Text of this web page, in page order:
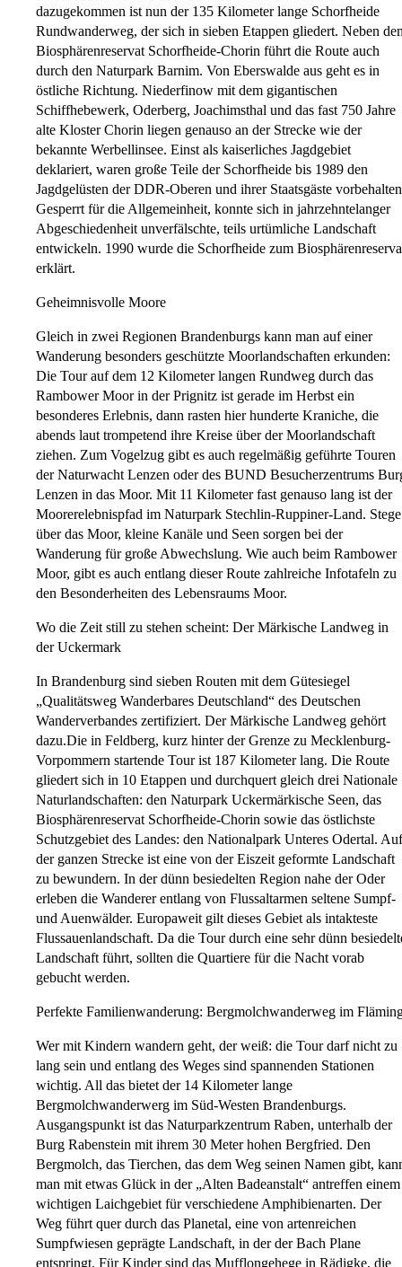
dazugekommen ist nun der 135 Kilometer lange Schorfheide
Rundwanderweg, der sich in sieben Etappen gliedert. Neben
Biosphärenreservat Schorfheide-Chorin führt die Route auch
durch den Naturpark Barnim. Von Eberswalde aus geht es in
östliche Richtung. Niederfinow mit dem gigantischen
Schiffhebewerk, Oderberg, Joachimsthal und das fast 750 Jahre
alte Kloster Chorin liegen genauso an der Strecke wie der
bekannte Werbellinsee. Einst als kaiserliches Jagdgebiet
deklariert, waren große Teile der Schorfheide bis 1989 den
Jagdgelüsten der DDR-Oberen und ihrer Staatsgäste
Gesperrt für die Allgemeinheit, konnte sich in jahrzehntelanger
Abgeschiedenheit unverfälschte, teils urtümliche Landschaft
entwickeln. 1990 wurde die Schorfheide zum
erklärt.
Geheimnisvolle Moore
Gleich in zwei Regionen Brandenburgs kann man auf einer
Wanderung besonders geschützte Moorlandschaften erkunden:
Die Tour auf dem 12 Kilometer langen Rundweg durch das
Rambower Moor in der Prignitz ist gerade im Herbst ein
besonderes Erlebnis, dann rasten hier hunderte Kraniche, die
abends laut trompetend ihre Kreise über der Moorlandschaft
ziehen. Zum Vogelzug gibt es auch regelmäßig geführte Touren
der Naturwacht Lenzen oder des BUND Besucherzentrums
Lenzen in das Moor. Mit 11 Kilometer fast genauso lang ist der
Moorerelebnispfad im Naturpark Stechlin-Ruppiner-Land. Stege
über das Moor, kleine Kanäle und Seen sorgen bei der
Wanderung für große Abwechslung. Wie auch beim Rambower
Moor, gibt es auch entlang dieser Route zahlreiche Infotafeln zu
den Besonderheiten des Lebensraums Moor.
Wo die Zeit still zu stehen scheint: Der Märkische Landweg in
der Uckermark
In Brandenburg sind sieben Routen mit dem Gütesiegel
„Qualitätsweg Wanderbares Deutschland“ des Deutschen
Wanderverbandes zertifiziert. Der Märkische Landweg gehört
dazu.Die in Feldberg, kurz hinter der Grenze zu Mecklenburg-
Vorpommern startende Tour ist 187 Kilometer lang. Die Route
gliedert sich in 10 Etappen und durchquert gleich drei Nationale
Naturlandschaften: den Naturpark Uckermärkische Seen, das
Biosphärenreservat Schorfheide-Chorin sowie das östlichste
Schutzgebiet des Landes: den Nationalpark Unteres Odertal. Auf
der ganzen Strecke ist eine von der Eiszeit geformte Landschaft
zu bewundern. In der dünn besiedelten Region nahe der Oder
erleben die Wanderer entlang von Flussaltarmen seltene Sumpf-
und Auenwälder. Europaweit gilt dieses Gebiet als intakteste
Flussauenlandschaft. Da die Tour durch eine sehr dünn
Landschaft führt, sollten die Quartiere für die Nacht vorab
gebucht werden.
Perfekte Familienwanderung: Bergmolchwanderweg im
Wer mit Kindern wandern geht, der weiß: die Tour darf nicht zu
lang sein und entlang des Weges sind spannenden Stationen
wichtig. All das bietet der 14 Kilometer lange
Bergmolchwanderwerg im Süd-Westen Brandenburgs.
Ausgangspunkt ist das Naturparkzentrum Raben, unterhalb der
Burg Rabenstein mit ihrem 30 Meter hohen Bergfried. Den
Bergmolch, das Tierchen, das dem Weg seinen Namen gibt,
man mit etwas Glück in der „Alten Badeanstalt“ antreffen einem
wichtigen Laichgebiet für verschiedene Amphibienarten. Der
Weg führt quer durch das Planetal, eine von artenreichen
Sumpfwiesen geprägte Landschaft, in der der Bach Plane
entspringt. Für Kinder sind das Mufflongehege in Rädigke, die